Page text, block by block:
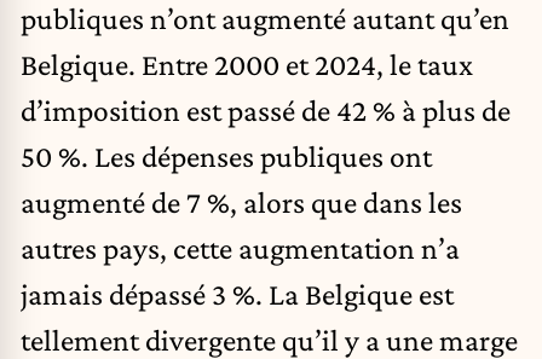
publiques n’ont augmenté autant qu’en
Belgique. Entre 2000 et 2024, le taux
d’imposition est passé de 42 % à plus de
50 %. Les dépenses publiques ont
augmenté de 7 %, alors que dans les
autres pays, cette augmentation n’a
jamais dépassé 3 %. La Belgique est
tellement divergente qu’il y a une marge